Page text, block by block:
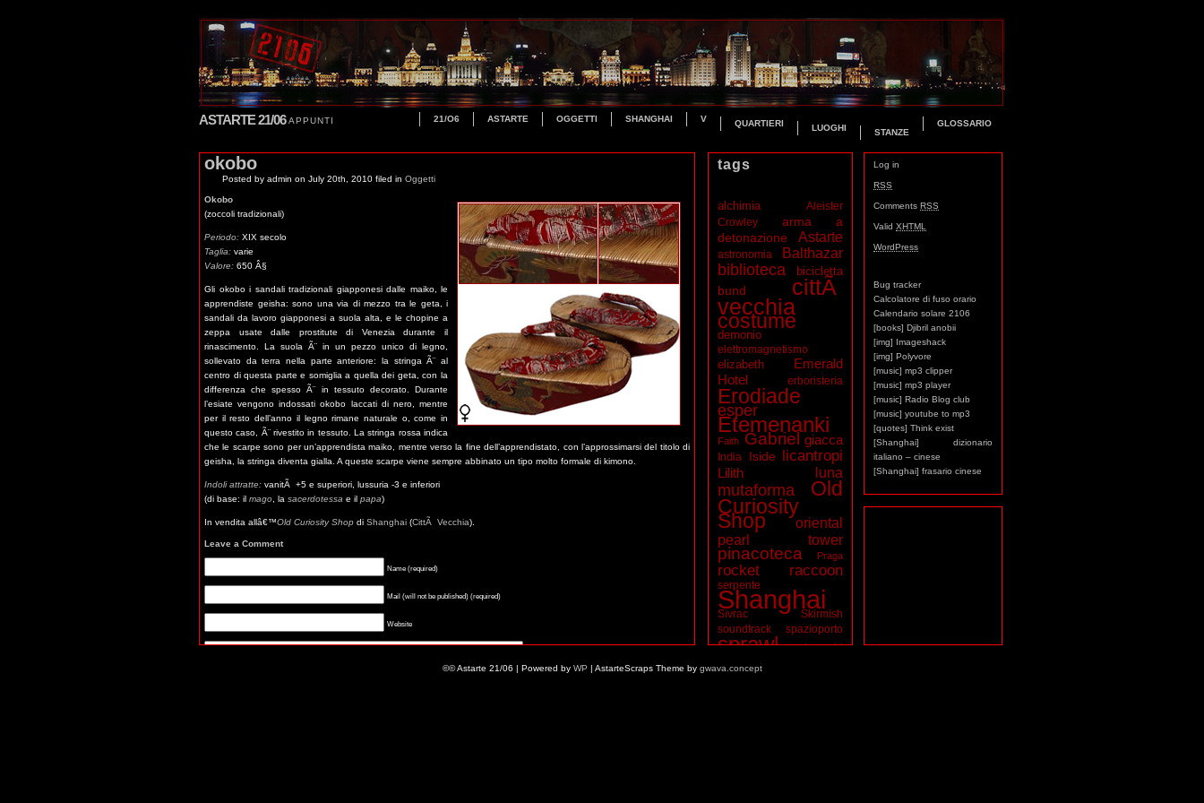
ASTARTE 21/06 APPUNTI 21/O6 ASTARTE GLOSSARIO
OGGETTI SHANGHAI QUARTIERI LUOGHI STANZE
V
okobo
Posted by admin on July 20th, 2010 filed in Oggetti
Okobo
(zoccoli tradizionali)
Periodo: XIX secolo
Taglia: varie
Valore: 650 Â§
Gli okobo i sandali tradizionali giapponesi dalle maiko, le
apprendiste geisha: sono una via di mezzo tra le geta, i
sandali da lavoro giapponesi a suola alta, e le chopine a
zeppa usate dalle prostitute di Venezia durante il
rinascimento. La suola Ã¨ in un pezzo unico di legno,
sollevato da terra nella parte anteriore: la stringa Ã¨ al
centro di questa parte e somiglia a quella dei geta, con la
differenza che spesso Ã¨ in tessuto decorato. Durante
l’esiate vengono indossati okobo laccati di nero, mentre
per il resto dell’anno il legno rimane naturale o, come in
questo caso, Ã¨ rivestito in tessuto. La stringa rossa indica
che le scarpe sono per un’apprendista maiko, mentre verso la fine dell’apprendistato, con l’approssimarsi del titolo di
geisha, la stringa diventa gialla. A queste scarpe viene sempre abbinato un tipo molto formale di kimono.
Indoli attratte: vanitÃ +5 e superiori, lussuria -3 e inferiori
(di base: il mago , la sacerdotessa e il papa)
In vendita allâ€™Old Curiosity Shop di Shanghai (CittÃ Vecchia).
Leave a Comment
Name (required)
Mail (will not be published) (required)
Website
Log in
RSS
CommentsRSS
ValidXHTML
WordPress
Bug tracker
Calcolatore di fuso orario
Calendario solare 2106
[books] Djibril anobii
[img] Imageshack
[img] Polyvore
[music] mp3 clipper
[music] mp3 player
[music] Radio Blog club
[music] youtube to mp3
[quotes] Think exist
[Shanghai] dizionario
italiano – cinese
[Shanghai] frasario cinese
tags
alchimia
Aleister
Crowley
arma a
detonazione
Astarte
astronomia Balthazar
biblioteca bicicletta
bund cittÃ
vecchia
costume
demonio
elettromagnetismo
elizabeth
Emerald
Hotel
erboristeria
Erodiade
esper
Etemenanki
Faith Gabriel giacca
India Iside licantropi
Lilith luna
mutaforma
Old
Curiosity
Shop
oriental
pearl tower
pinacoteca Praga
rocket raccoon
serpente
Shanghai
Sivrac
Skirmish
soundtrack
spazioporto
sprawl tarocchi
vampiri
©© Astarte 21/06 | Powered by WP | AstarteScraps Theme by gwava.concept